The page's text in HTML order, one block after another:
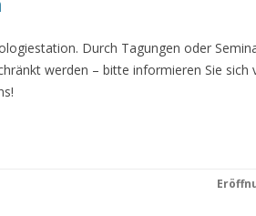
Durch Tagungen oder
werden – bitte informieren Sie sich